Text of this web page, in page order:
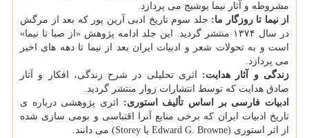
مشروطه و آثار نیما یوشیج می پردازد.
از نیما تا روزگار ما: جلد سوم تاریخ ادبی آرین پور که بعد از مرگش
در سال ۱۳۷۴ منتشر گردید. این جلد ادامه پژوهش «از صبا تا نیما»
است و به تحولات شعر و ادبیات ایران بعد از نیما تا دهه های اخیر
می پردازد.
زندگی و آثار هدایت:
اثری تحلیلی در شرح زندگی، افکار و آثار
صادق هدایت که توسط انتشارات زوار منتشر گردید.
ادبیات فارسی بر اساس تألیف استوری:
اثری پژوهشی درباره ی
تاریخ ادبیات ایران که برخی منابع آنرا اقتباسی و بومی سازی شده
از اثر استوری (Edward G. Browne یا Storey) می دانند.